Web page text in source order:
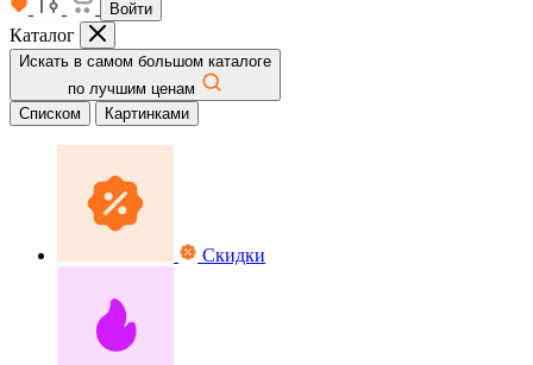
Войти
Каталог
Искать в самом большом каталоге
по лучшим ценам
Списком
Картинками
Скидки